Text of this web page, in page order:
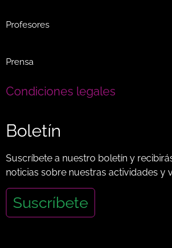
Profesores
Prensa
Condiciones legales
Boletín
Suscríbete a nuestro boletín y
noticias sobre nuestras actividades y
Suscríbete